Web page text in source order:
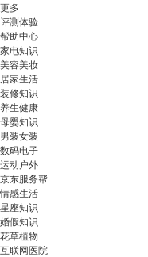
更多
评测体验
帮助中心
家电知识
美容美妆
居家生活
装修知识
养生健康
母婴知识
男装女装
数码电子
运动户外
京东服务帮
情感生活
星座知识
婚假知识
花草植物
互联网医院